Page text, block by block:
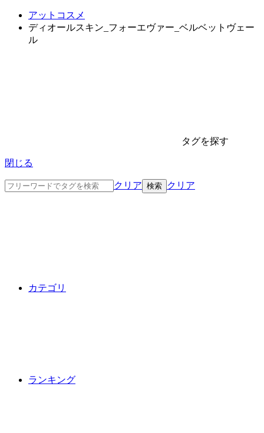
アットコスメ
ディオールスキン_フォーエヴァー_ベルベットヴェー
ル
タグを探す
閉じる
クリア クリア
カテゴリ
ランキング